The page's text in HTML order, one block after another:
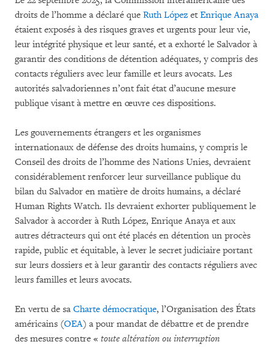
droits de l’homme a déclaré que Ruth López et Enrique Anaya
étaient exposés à des risques graves et urgents pour leur vie,
leur intégrité physique et leur santé, et a exhorté le Salvador à
garantir des conditions de détention adéquates, y compris des
contacts réguliers avec leur famille et leurs avocats. Les
autorités salvadoriennes n’ont fait état d’aucune mesure
publique visant à mettre en œuvre ces dispositions.
Les gouvernements étrangers et les organismes
internationaux de défense des droits humains, y compris le
Conseil des droits de l’homme des Nations Unies, devraient
considérablement renforcer leur surveillance publique du
bilan du Salvador en matière de droits humains, a déclaré
Human Rights Watch. Ils devraient exhorter publiquement le
Salvador à accorder à Ruth López, Enrique Anaya et aux
autres détracteurs qui ont été placés en détention un procès
rapide, public et équitable, à lever le secret judiciaire portant
sur leurs dossiers et à leur garantir des contacts réguliers avec
leurs familles et leurs avocats.
En vertu de sa Charte démocratique, l’Organisation des États
américains (OEA) a pour mandat de débattre et de prendre
des mesures contre « toute altération ou interruption